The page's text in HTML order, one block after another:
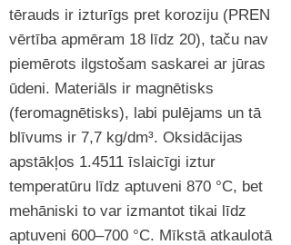
tērauds ir izturīgs pret koroziju (PREN
vērtība apmēram 18 līdz 20), taču nav
piemērots ilgstošam saskarei ar jūras
ūdeni. Materiāls ir magnētisks
(feromagnētisks), labi pulējams un tā
blīvums ir 7,7 kg/dm³. Oksidācijas
apstākļos 1.4511 īslaicīgi iztur
temperatūru līdz aptuveni 870 °C, bet
mehāniski to var izmantot tikai līdz
aptuveni 600–700 °C. Mīkstā atkaulotā